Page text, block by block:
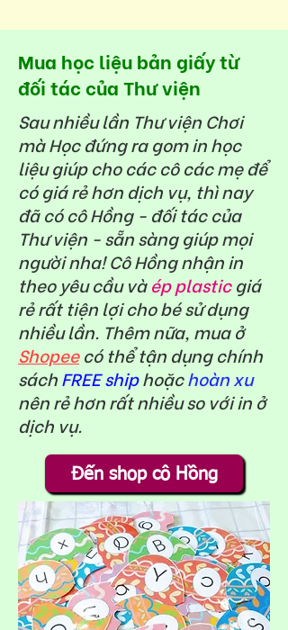
Mua học liệu bản giấy từ
đối tác của Thư viện
Sau nhiều lần Thư viện Chơi
mà Học đứng ra gom in học
liệu giúp cho các cô các mẹ để
có giá rẻ hơn dịch vụ, thì nay
đã có cô Hồng - đối tác của
Thư viện - sẵn sàng giúp mọi
người nha! Cô Hồng nhận in
theo yêu cầu vàép plasticgiá
rẻ rất tiện lợi cho bé sử dụng
nhiều lần. Thêm nữa, mua ở
Shopeecó thể tận dụng chính
sách FREE shiphoặchoàn xu
nên rẻ hơn rất nhiều so với in ở
dịch vụ.
Đến shop cô Hồng